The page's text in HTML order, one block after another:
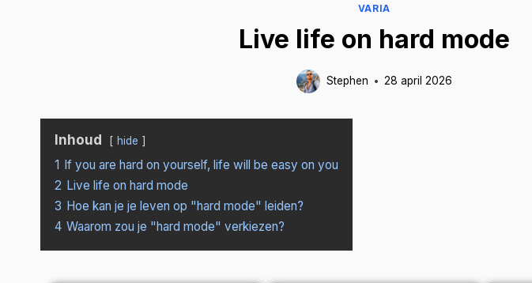
VARIA
Live life on hard mode
Stephen 28 april 2026
Inhoud hide
1 If you are hard on yourself, life will be easy on you
2 Live life on hard mode
3 Hoe kan je je leven op "hard mode" leiden?
4 Waarom zou je "hard mode" verkiezen?